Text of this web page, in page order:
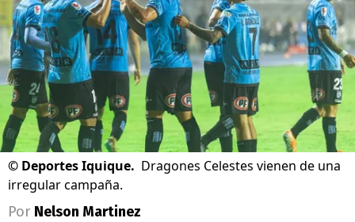
© Deportes Iquique. Dragones Celestes vienen de una
irregular campaña.
Por Nelson Martinez